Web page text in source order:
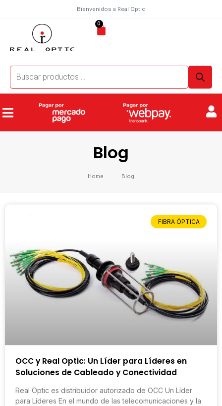
Bienvenidos a Real Optic
0
Blog
Home Blog
FIBRA ÓPTICA
OCC y Real Optic: Un Líder para Líderes en
Soluciones de Cableado y Conectividad
Real Optic es distribuidor autorizado de OCC Un Líder
para Líderes En el mundo de las telecomunicaciones y la